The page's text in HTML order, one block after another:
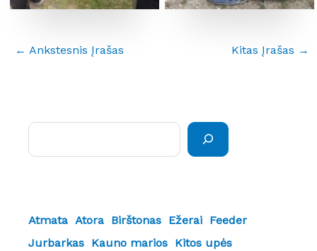
← Ankstesnis Įrašas Kitas Įrašas →
Atmata Atora Birštonas Ežerai Feeder
Jurbarkas Kauno marios Kitos upės